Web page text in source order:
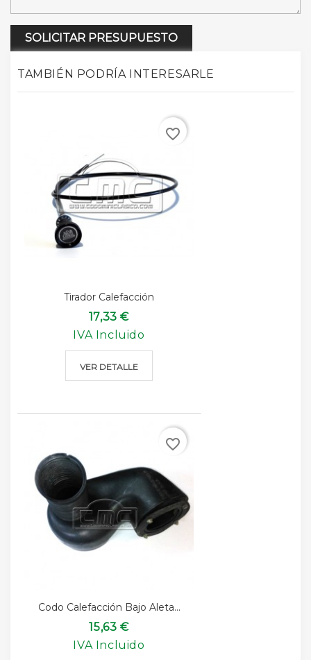
SOLICITAR PRESUPUESTO
TAMBIÉN PODRÍA INTERESARLE
Tirador Calefacción
17,33 €
IVA Incluido
VER DETALLE
favorite_border
Codo Calefacción Bajo Aleta...
15,63 €
IVA Incluido
favorite_border